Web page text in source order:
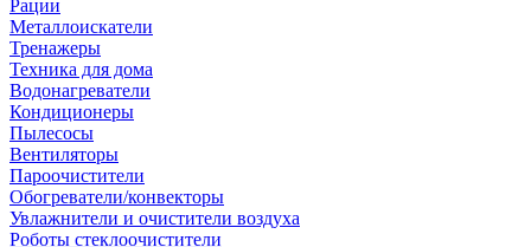
Рации
Металлоискатели
Тренажеры
Техника для дома
Водонагреватели
Кондиционеры
Пылесосы
Вентиляторы
Пароочистители
Обогреватели/конвекторы
Увлажнители и очистители воздуха
Роботы стеклоочистители